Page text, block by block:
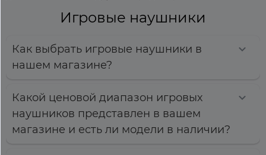
Игровые наушники
Как выбрать игровые наушники в
нашем магазине?
Какой ценовой диапазон игровых
наушников представлен в вашем
магазине и есть ли модели в наличии?